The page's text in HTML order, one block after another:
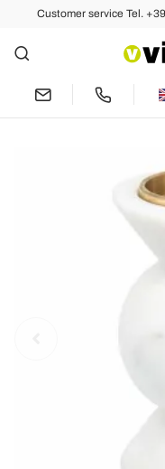
Customer service Tel.
Back
Design
White